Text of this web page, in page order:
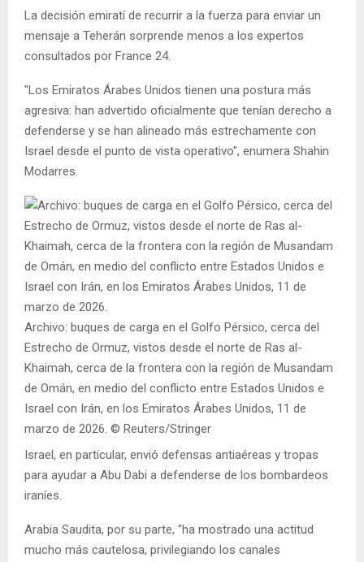
La decisión emiratí de recurrir a la fuerza para enviar un
mensaje a Teherán sorprende menos a los expertos
consultados por France 24.
"Los Emiratos Árabes Unidos tienen una postura más
agresiva: han advertido oficialmente que tenían derecho a
defenderse y se han alineado más estrechamente con
Israel desde el punto de vista operativo", enumera Shahin
Modarres.
Archivo: buques de carga en el Golfo Pérsico, cerca del
Estrecho de Ormuz, vistos desde el norte de Ras al-
Khaimah, cerca de la frontera con la región de Musandam
de Omán, en medio del conflicto entre Estados Unidos e
Israel con Irán, en los Emiratos Árabes Unidos, 11 de
marzo de 2026. © Reuters/Stringer
Israel, en particular, envió defensas antiaéreas y tropas
para ayudar a Abu Dabi a defenderse de los bombardeos
iraníes.
Arabia Saudita, por su parte, "ha mostrado una actitud
mucho más cautelosa, privilegiando los canales